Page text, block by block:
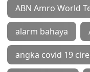
ABN Amro World
alarm bahaya
angka covid 19